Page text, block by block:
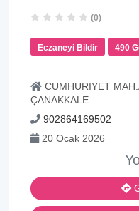
(0)
Eczaneyi Bildir 490
CUMHURIYET
ÇANAKKALE
902864169502
20 Ocak 2026